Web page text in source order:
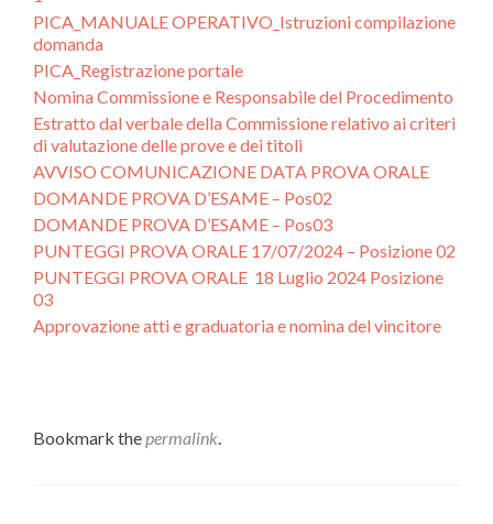
PICA_MANUALE OPERATIVO_Istruzioni compilazione
domanda
PICA_Registrazione portale
Nomina Commissione e Responsabile del Procedimento
Estratto dal verbale della Commissione relativo ai criteri
di valutazione delle prove e dei titoli
AVVISO COMUNICAZIONE DATA PROVA ORALE
DOMANDE PROVA D’ESAME – Pos02
DOMANDE PROVA D’ESAME – Pos03
PUNTEGGI PROVA ORALE 17/07/2024 – Posizione 02
PUNTEGGI PROVA ORALE 18 Luglio 2024 Posizione
03
Approvazione atti e graduatoria e nomina del vincitore
Bookmark thepermalink.